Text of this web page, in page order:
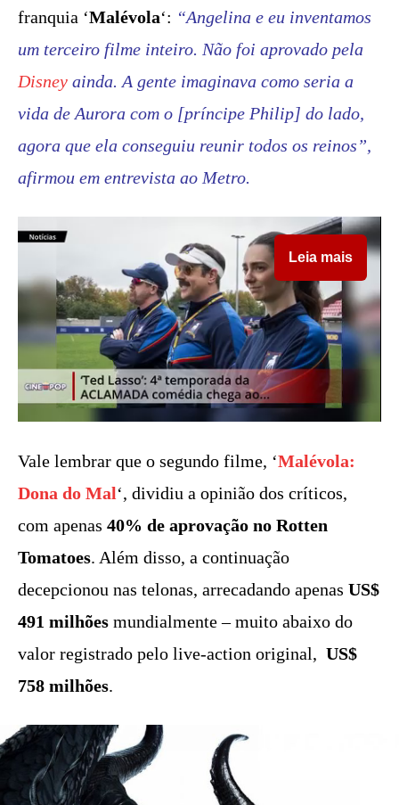
franquia ‘Malévola‘: “Angelina e eu inventamos
um terceiro filme inteiro. Não foi aprovado pela
Disney ainda. A gente imaginava como seria a
vida de Aurora com o [príncipe Philip] do lado,
agora que ela conseguiu reunir todos os reinos”,
afirmou em entrevista ao Metro.
Leia mais
Vale lembrar que o segundo filme, ‘Malévola:
Dona do Mal‘, dividiu a opinião dos críticos,
com apenas 40% de aprovação no Rotten
Tomatoes. Além disso, a continuação
decepcionou nas telonas, arrecadando apenas US$
491 milhões mundialmente – muito abaixo do
valor registrado pelo live-action original, US$
758 milhões.